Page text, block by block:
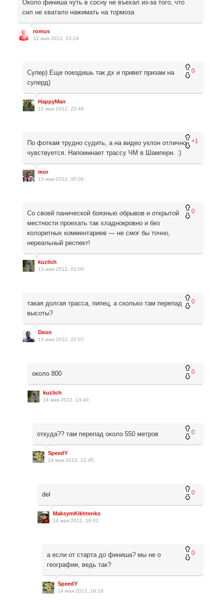
Около финиша чуть в сосну не въехал из-за того, что
сил не хватало нажимать на тормоза
romus
12 мая 2012, 23:24
0
Супер) Еще поездишь так дх и привет призам на
суперд)
HappyMan
12 мая 2012, 23:48
+1
По фоткам трудно судить, а на видео уклон отлично
чувствуется. Напоминает трассу ЧМ в Шампери. :)
mor
13 мая 2012, 00:00
0
Со своей панической боязнью обрывов и открытой
местности проехать так хладнокровно и без
колоритных комментариев — не смог бы точно,
нереальный респект!
kuzlich
13 мая 2012, 03:00
0
такая долгая трасса, пипец, а сколько там перепад
высоты?
Deon
13 мая 2012, 22:07
0
около 800
kuzlich
14 мая 2012, 13:40
0
откуда?? там перепад около 550 метров
SpeedY
14 мая 2012, 15:45
0
del
MaksymKikhtenko
14 мая 2012, 16:02
0
а если от старта до финиша? мы не о
географии, ведь так?
SpeedY
14 мая 2012, 16:18